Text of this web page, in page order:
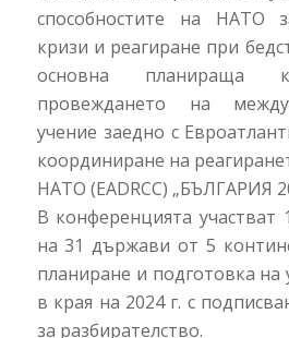
способностите на НАТО
кризи и реагиране при
основна планираща
провеждането на
учение заедно с
координиране на
НАТО (EADRCC) „БЪЛГАРИЯ
В конференцията участват
на 31 държави от 5
планиране и подготовка на
в края на 2024 г. с
за разбирателство.